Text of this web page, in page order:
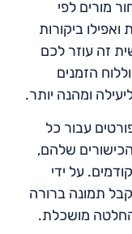
מורים לפי
ביקורות
זה עוזר לכם
הזמנים
ומהנה יותר.
עבור כל
שלהם,
על ידי
תמונה ברורה
מושכלת.